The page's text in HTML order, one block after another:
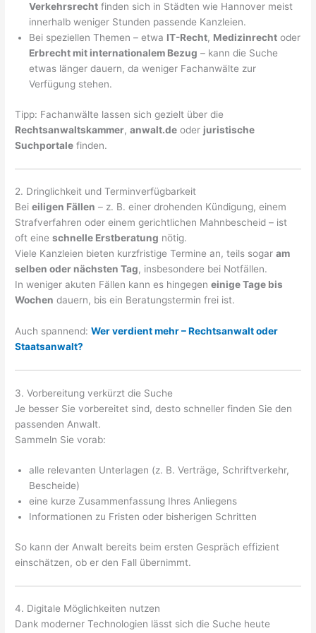
Verkehrsrecht finden sich in Städten wie Hannover meist
innerhalb weniger Stunden passende Kanzleien.
Bei speziellen Themen – etwa IT-Recht, Medizinrecht oder
Erbrecht mit internationalem Bezug – kann die Suche
etwas länger dauern, da weniger Fachanwälte zur
Verfügung stehen.
Tipp: Fachanwälte lassen sich gezielt über die
Rechtsanwaltskammer,anwalt.de oder juristische
Suchportale finden.
2. Dringlichkeit und Terminverfügbarkeit
Beieiligen Fällen – z. B. einer drohenden Kündigung, einem
Strafverfahren oder einem gerichtlichen Mahnbescheid – ist
oft eineschnelle Erstberatung nötig.
Viele Kanzleien bieten kurzfristige Termine an, teils sogaram
selben oder nächsten Tag, insbesondere bei Notfällen.
In weniger akuten Fällen kann es hingegeneinige Tage bis
Wochen dauern, bis ein Beratungstermin frei ist.
Auch spannend:Wer verdient mehr – Rechtsanwalt oder
Staatsanwalt?
3. Vorbereitung verkürzt die Suche
Je besser Sie vorbereitet sind, desto schneller finden Sie den
passenden Anwalt.
Sammeln Sie vorab:
alle relevanten Unterlagen (z. B. Verträge, Schriftverkehr,
Bescheide)
eine kurze Zusammenfassung Ihres Anliegens
Informationen zu Fristen oder bisherigen Schritten
So kann der Anwalt bereits beim ersten Gespräch effizient
einschätzen, ob er den Fall übernimmt.
4. Digitale Möglichkeiten nutzen
Dank moderner Technologien lässt sich die Suche heute